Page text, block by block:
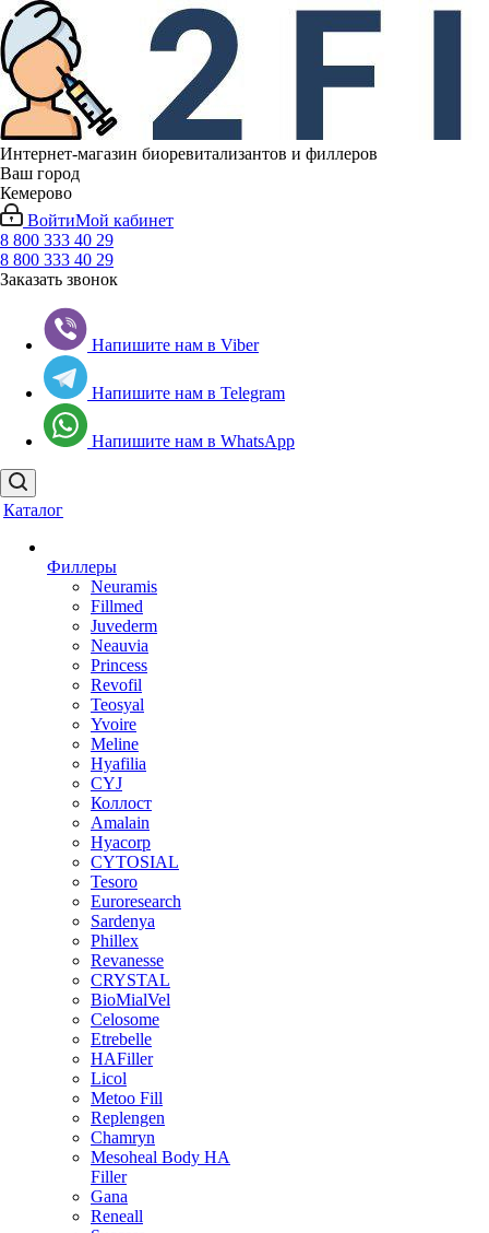
Интернет-магазин биоревитализантов и филлеров
Ваш город
Кемерово
ВойтиМой кабинет
8 800 333 40 29
8 800 333 40 29
Заказать звонок
Напишите нам в Viber
Напишите нам в Telegram
Напишите нам в WhatsApp
Каталог
Филлеры
Neuramis
Fillmed
Juvederm
Neauvia
Princess
Revofil
Teosyal
Yvoire
Meline
Hyafilia
CYJ
Коллост
Amalain
Hyacorp
CYTOSIAL
Tesoro
Euroresearch
Sardenya
Phillex
Revanesse
CRYSTAL
BioMialVel
Celosome
Etrebelle
HAFiller
Licol
Metoo Fill
Replengen
Chamryn
Mesoheal Body HA
Filler
Gana
Reneall